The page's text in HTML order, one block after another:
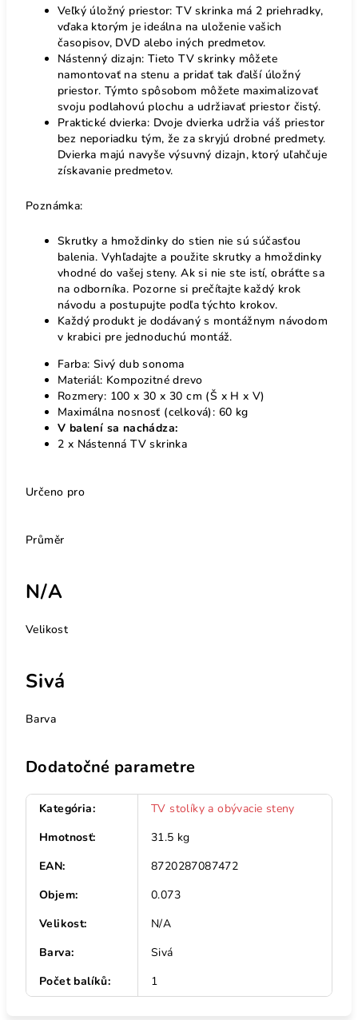
Veľký úložný priestor: TV skrinka má 2 priehradky,
vďaka ktorým je ideálna na uloženie vašich
časopisov, DVD alebo iných predmetov.
Nástenný dizajn: Tieto TV skrinky môžete
namontovať na stenu a pridať tak ďalší úložný
priestor. Týmto spôsobom môžete maximalizovať
svoju podlahovú plochu a udržiavať priestor čistý.
Praktické dvierka: Dvoje dvierka udržia váš priestor
bez neporiadku tým, že za skryjú drobné predmety.
Dvierka majú navyše výsuvný dizajn, ktorý uľahčuje
získavanie predmetov.
Poznámka:
Skrutky a hmoždinky do stien nie sú súčasťou
balenia. Vyhľadajte a použite skrutky a hmoždinky
vhodné do vašej steny. Ak si nie ste istí, obráťte sa
na odborníka. Pozorne si prečítajte každý krok
návodu a postupujte podľa týchto krokov.
Každý produkt je dodávaný s montážnym návodom
v krabici pre jednoduchú montáž.
Farba: Sivý dub sonoma
Materiál: Kompozitné drevo
Rozmery: 100 x 30 x 30 cm (Š x H x V)
Maximálna nosnosť (celková): 60 kg
V balení sa nachádza:
2 x Nástenná TV skrinka
Určeno pro
Průměr
N/A
Velikost
Sivá
Barva
Dodatočné parametre
Kategória:
TV stolíky a obývacie steny
Hmotnosť:
31.5 kg
EAN:
8720287087472
Objem:
0.073
Velikost:
N/A
Barva:
Sivá
Počet balíků: 1